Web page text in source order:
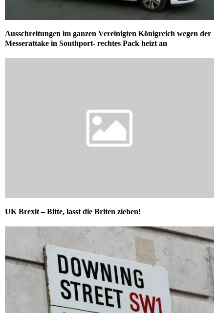
Ausschreitungen im ganzen Vereinigten Königreich wegen der
Messerattake in Southport- rechtes Pack heizt an
UK Brexit – Bitte, lasst die Briten ziehen!